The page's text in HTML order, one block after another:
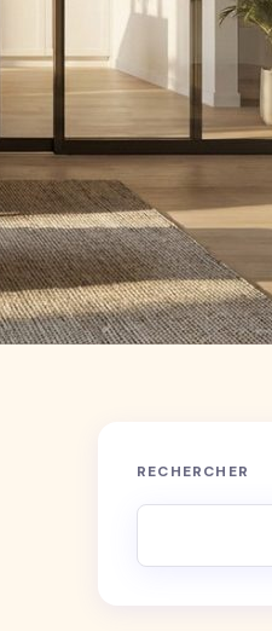
RECHERCHER